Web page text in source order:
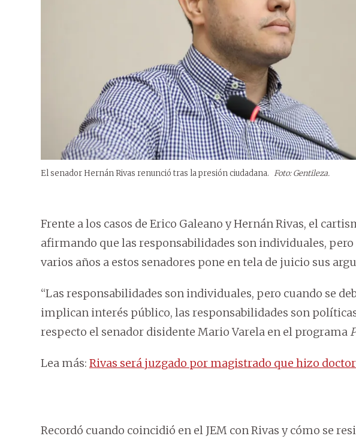
El senador Hernán Rivas renunció tras la presión ciudadana. Foto: Gentileza.
Frente a los casos de Erico Galeano y Hernán Rivas, el
afirmando que las responsabilidades son individuales,
varios años a estos senadores pone en tela de juicio sus
“Las responsabilidades son individuales, pero cuando se
implican interés público, las responsabilidades son
respecto el senador disidente Mario Varela en el programa
Lea más: Rivas será juzgado por magistrado que hizo
Recordó cuando coincidió en el JEM con Rivas y cómo se